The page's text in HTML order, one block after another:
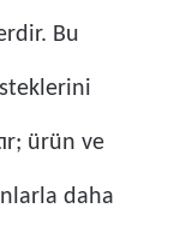
Bu
ürün ve
daha